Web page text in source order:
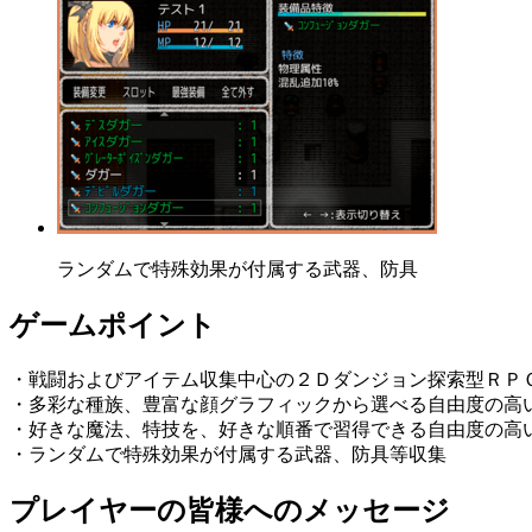
ランダムで特殊効果が付属する武器、防具
ゲームポイント
・戦闘およびアイテム収集中心の２Ｄダンジョン探索型ＲＰ
・多彩な種族、豊富な顔グラフィックから選べる自由度の高
・好きな魔法、特技を、好きな順番で習得できる自由度の高
・ランダムで特殊効果が付属する武器、防具等収集
プレイヤーの皆様へのメッセージ